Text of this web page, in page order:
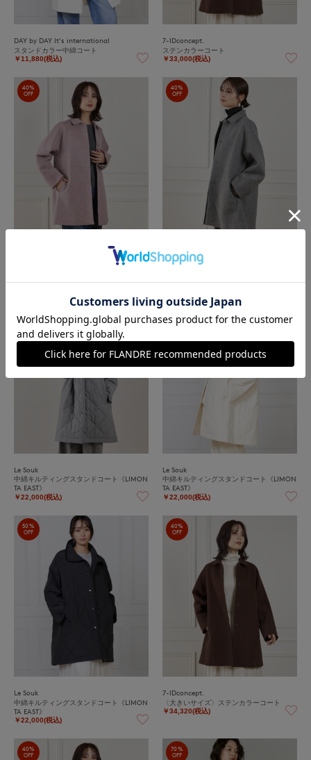
DAY by DAY It's international
スタンドカラー中綿コート
￥11,880(税込)
7-IDconcept.
ステンカラーコート
￥33,000(税込)
40%
OFF
40%
OFF
7-IDconcept.
ステンカラーコート
Le Souk
中綿キルティングスタンドコート《LIMON
TA EAST》
￥22,000(税込)
50%
Le Souk
中綿キルティングスタンドコート《LIMON
TA EAST》
￥22,000(税込)
50%
OFF
Le Souk
中綿キルティングスタンドコート《LIMON
TA EAST》
￥22,000(税込)
40%
OFF
7-IDconcept.
〈大きいサイズ〉ステンカラーコート
￥34,320(税込)
40%
OFF
70%
OFF